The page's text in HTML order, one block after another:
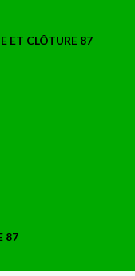
ET CLÔTURE 87
87